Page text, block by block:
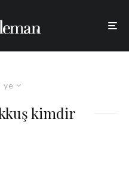
ye
kimdir